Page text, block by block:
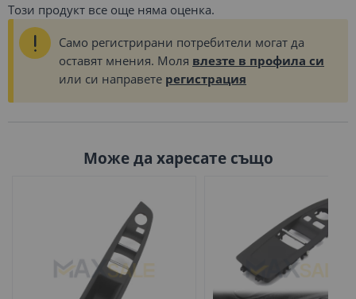
Този продукт все още няма оценка.
Само регистрирани потребители могат да
оставят мнения. Моля влезте в профила си
или си направете регистрация
Може да харесате също